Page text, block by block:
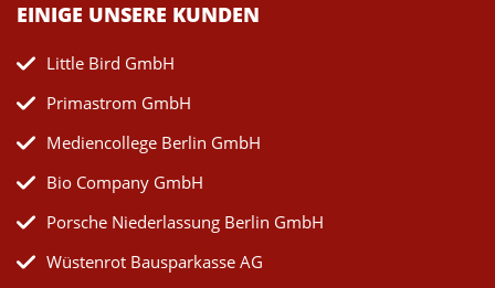
EINIGE UNSERE KUNDEN
Little Bird GmbH
Primastrom GmbH
Mediencollege Berlin GmbH
Bio Company GmbH
Porsche Niederlassung Berlin GmbH
Wüstenrot Bausparkasse AG